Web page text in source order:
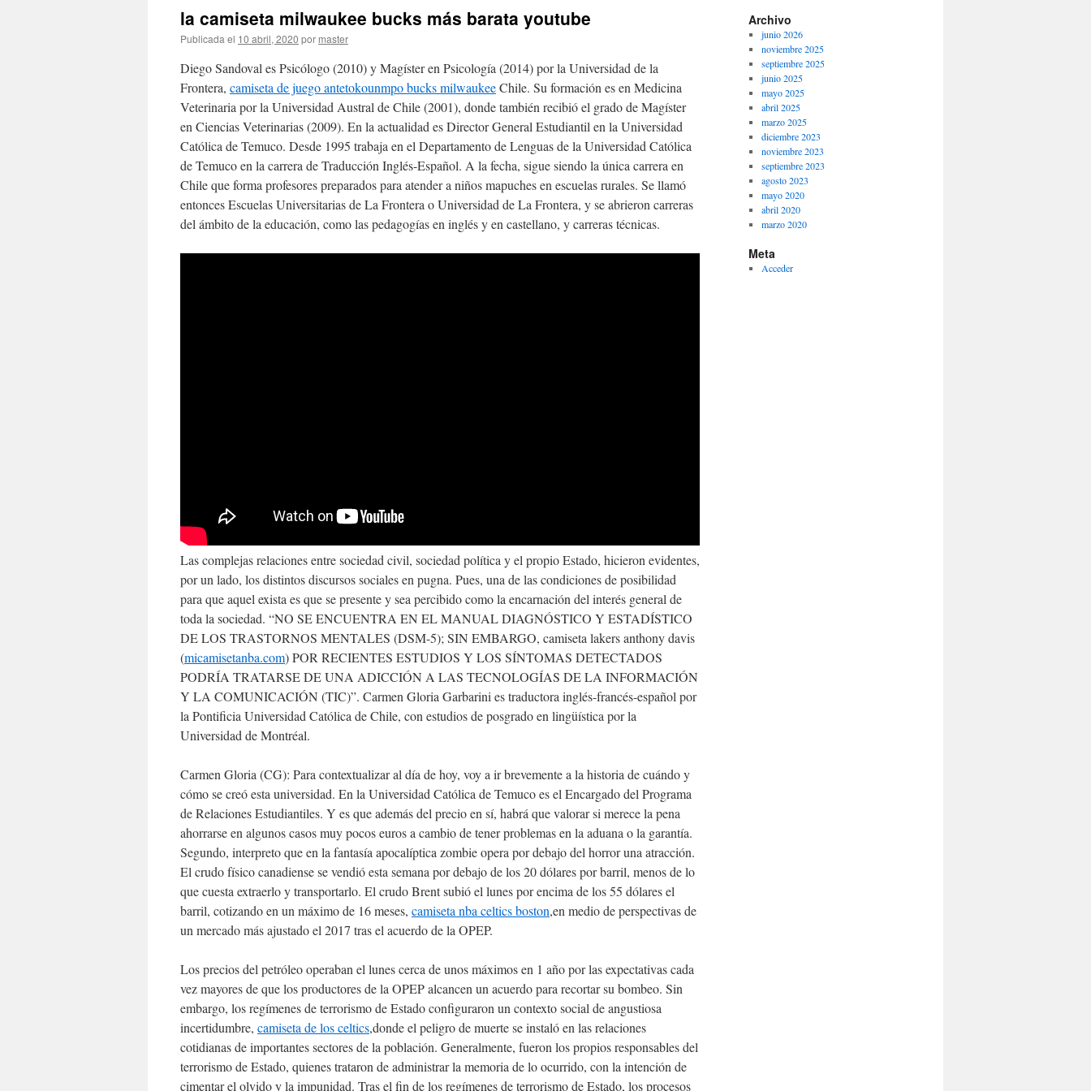
la camiseta milwaukee bucks más barata youtube
Publicada el 10 abril, 2020 por master
Diego Sandoval es Psicólogo (2010) y Magíster en Psicología (2014) por la Universidad de la
Frontera, camiseta de juego antetokounmpo bucks milwaukeeChile. Su formación es en Medicina
Veterinaria por la Universidad Austral de Chile (2001), donde también recibió el grado de Magíster
en Ciencias Veterinarias (2009). En la actualidad es Director General Estudiantil en la Universidad
Católica de Temuco. Desde 1995 trabaja en el Departamento de Lenguas de la Universidad Católica
de Temuco en la carrera de Traducción Inglés-Español. A la fecha, sigue siendo la única carrera en
Chile que forma profesores preparados para atender a niños mapuches en escuelas rurales. Se llamó
entonces Escuelas Universitarias de La Frontera o Universidad de La Frontera, y se abrieron carreras
del ámbito de la educación, como las pedagogías en inglés y en castellano, y carreras técnicas.
Las complejas relaciones entre sociedad civil, sociedad política y el propio Estado, hicieron evidentes,
por un lado, los distintos discursos sociales en pugna. Pues, una de las condiciones de posibilidad
para que aquel exista es que se presente y sea percibido como la encarnación del interés general de
toda la sociedad. “NO SE ENCUENTRA EN EL MANUAL DIAG­NÓSTICO Y ESTADÍSTICO
DE LOS TRASTORNOS MENTALES (DSM-5); SIN EMBARGO, camiseta lakers anthony davis
(micamisetanba.com) POR RECIENTES ESTUDIOS Y LOS SÍNTOMAS DETECTADOS
PODRÍA TRATARSE DE UNA ADICCIÓN A LAS TECNOLOGÍAS DE LA INFORMACIÓN
Y LA COMU­NICACIÓN (TIC)”. Carmen Gloria Garbarini es traductora inglés-francés-español por
la Pontificia Universidad Católica de Chile, con estudios de posgrado en lingüística por la
Universidad de Montréal.
Carmen Gloria (CG): Para contextualizar al día de hoy, voy a ir brevemente a la historia de cuándo y
cómo se creó esta universidad. En la Universidad Católica de Temuco es el Encargado del Programa
de Relaciones Estudiantiles. Y es que además del precio en sí, habrá que valorar si merece la pena
ahorrarse en algunos casos muy pocos euros a cambio de tener problemas en la aduana o la garantía.
Segundo, interpreto que en la fantasía apocalíptica zombie opera por debajo del horror una atracción.
El crudo físico canadiense se vendió esta semana por debajo de los 20 dólares por barril, menos de lo
que cuesta extraerlo y transportarlo. El crudo Brent subió el lunes por encima de los 55 dólares el
barril, cotizando en un máximo de 16 meses, camiseta nba celtics boston,en medio de perspectivas de
un mercado más ajustado el 2017 tras el acuerdo de la OPEP.
Los precios del petróleo operaban el lunes cerca de unos máximos en 1 año por las expectativas cada
vez mayores de que los productores de la OPEP alcancen un acuerdo para recortar su bombeo. Sin
embargo, los regímenes de terrorismo de Estado configuraron un contexto social de angustiosa
incertidumbre, camiseta de los celtics,donde el peligro de muerte se instaló en las relaciones
cotidianas de importantes sectores de la población. Generalmente, fueron los propios responsables del
terrorismo de Estado, quienes trataron de administrar la memoria de lo ocurrido, con la intención de
cimentar el olvido y la impunidad. Tras el fin de los regímenes de terrorismo de Estado, los procesos
Archivo
junio 2026
noviembre 2025
septiembre 2025
junio 2025
mayo 2025
abril 2025
marzo 2025
diciembre 2023
noviembre 2023
septiembre 2023
agosto 2023
mayo 2020
abril 2020
marzo 2020
Meta
Acceder